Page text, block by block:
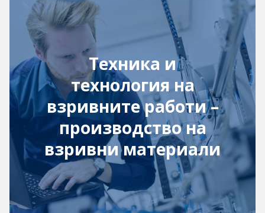
Техника и
технология на
взривните работи –
производство на
взривни материали